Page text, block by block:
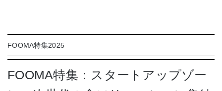
FOOMA特集2025
FOOMA特集：スタートアップゾー